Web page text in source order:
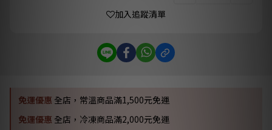
加入追蹤清單
免運優惠 全店，常溫商品滿1,500元免運
免運優惠 全店，冷凍商品滿2,000元免運